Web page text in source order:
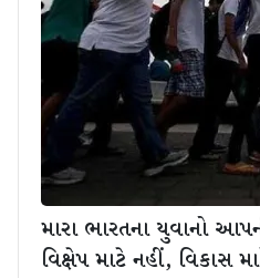
મારા ભારતના યુવાનો
વિક્ષેપ માટે નહીં, વિકાસ